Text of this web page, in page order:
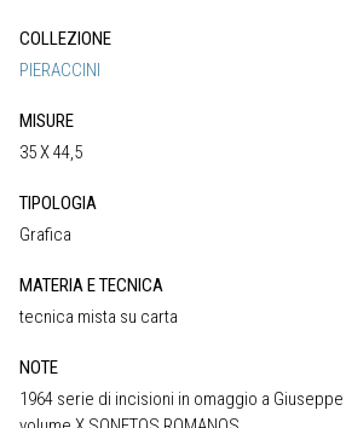
COLLEZIONE
PIERACCINI
MISURE
35 X 44,5
TIPOLOGIA
Grafica
MATERIA E TECNICA
tecnica mista su carta
NOTE
1964 serie di incisioni in omaggio a